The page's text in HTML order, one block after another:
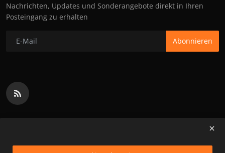
Nachrichten, Updates und Sonderangebote direkt in Ihren
Posteingang zu erhalten
Abonnieren